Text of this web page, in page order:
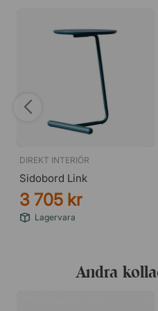
DIREKT INTERIÖR
Sidobord Link
3 705 kr
Lagervara
Andra